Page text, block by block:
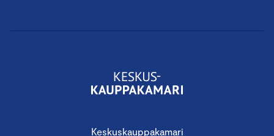
Keskuskauppakamari